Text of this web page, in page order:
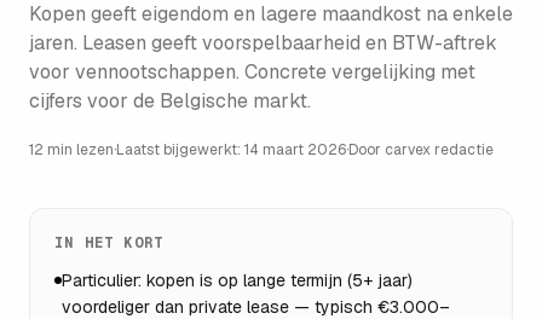
Kopen geeft eigendom en lagere maandkost na enkele
jaren. Leasen geeft voorspelbaarheid en BTW-aftrek
voor vennootschappen. Concrete vergelijking met
cijfers voor de Belgische markt.
12 min lezen·Laatst bijgewerkt: 14 maart 2026·Door carvex redactie
IN HET KORT
Particulier: kopen is op lange termijn (5+ jaar)
voordeliger dan private lease — typisch €3.000–